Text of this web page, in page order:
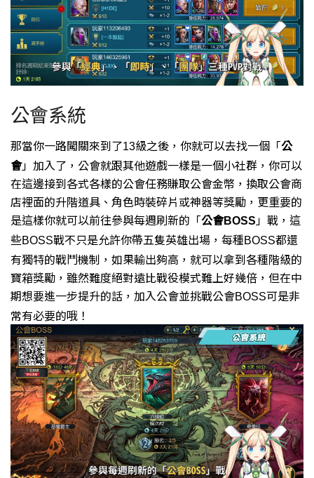
公會系統
那當你一路闖關來到了13級之後，你就可以去找一個「公
會」加入了， 公會就跟其他遊戲一樣是一個小社群， 你可以
在這邊接到各式各樣的公會任務賺取公會金幣， 換取公會商
店裡面的升階道具、角色時裝碎片或神器等獎勵， 更重要的
是這樣你就可以前往參與每週刷新的「公會BOSS 」戰， 這
些BOSS戰不只是允許你帶五隻英雄出場， 每種BOSS都還
有獨特的戰鬥機制， 如果輸出夠高，就可以拿到各種階級的
寶箱獎勵， 雖然難度絕對遠比戰役模式難上好幾倍， 但在中
期想要進一步提升的話， 加入公會並挑戰公會BOSS可是非
常有必要的哦！